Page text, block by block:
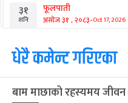
३१
शनि
फूलपाती
असोज ३१ , २०८३-Oct 17, 2026
१
आइत
कार्तिक सङ्क्रान्ति
कार्तिक १, २०८३-Oct 18, 2026
३ महानवमी
धेरै कमेन्ट गरिएका
बाम माछाको रहस्यमय जीवन